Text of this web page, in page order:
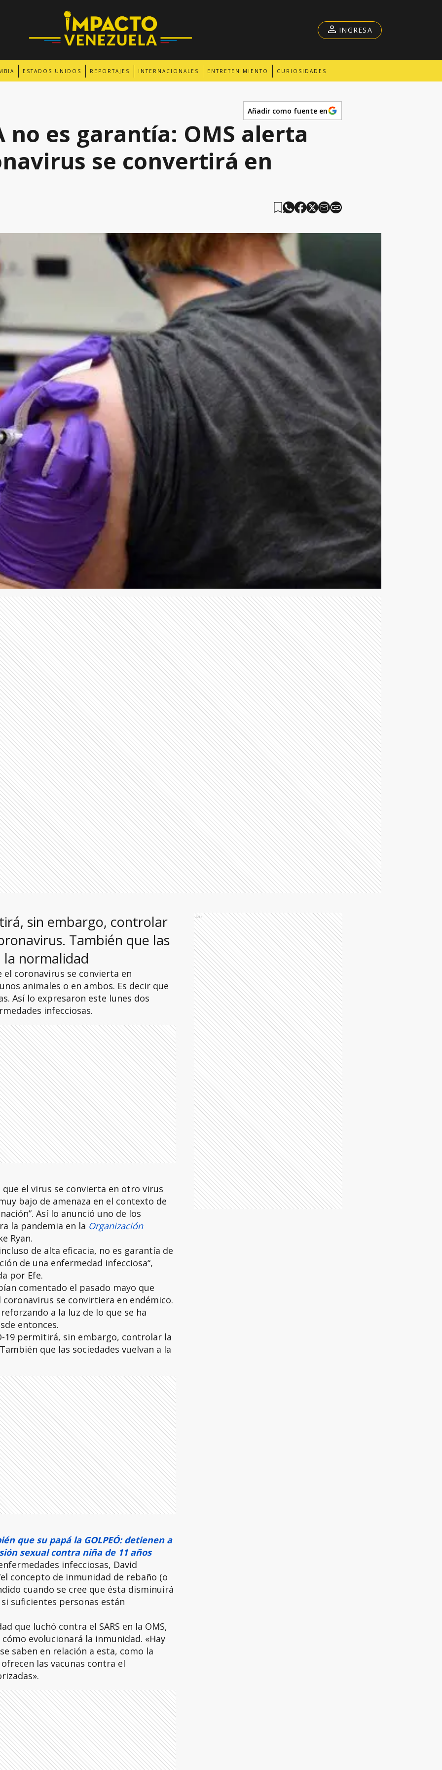
ESTADOS UNIDOS REPORTAJES INTERNACIONALES ENTRETENIMIENTO CURIOSIDADES
INGRESA
Añadir como fuente en
no es garantía: OMS alerta
se convertirá en
sin embargo, controlar
También que las
la normalidad
el coronavirus se convierta en
animales o en ambos. Es decir que
Así lo expresaron este lunes dos
infecciosas.
que el virus se convierta en otro virus
bajo de amenaza en el contexto de
Así lo anunció uno de los
la pandemia en la Organización
Ryan.
de alta eficacia, no es garantía de
de una enfermedad infecciosa“,
por Efe.
comentado el pasado mayo que
se convirtiera en endémico.
a la luz de lo que se ha
entonces.
19 permitirá, sin embargo, controlar la
que las sociedades vuelvan a la
que su papá la GOLPEÓ: detienen a
sexual contra niña de 11 años
infecciosas, David
concepto de inmunidad de rebaño (o
cuando se cree que ésta disminuirá
suficientes personas están
que luchó contra el SARS en la OMS,
evolucionará la inmunidad. «Hay
saben en relación a esta, como la
las vacunas contra el
Ads